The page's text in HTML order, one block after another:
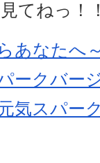
てねっ
あなたへ
ークバー
気スパー